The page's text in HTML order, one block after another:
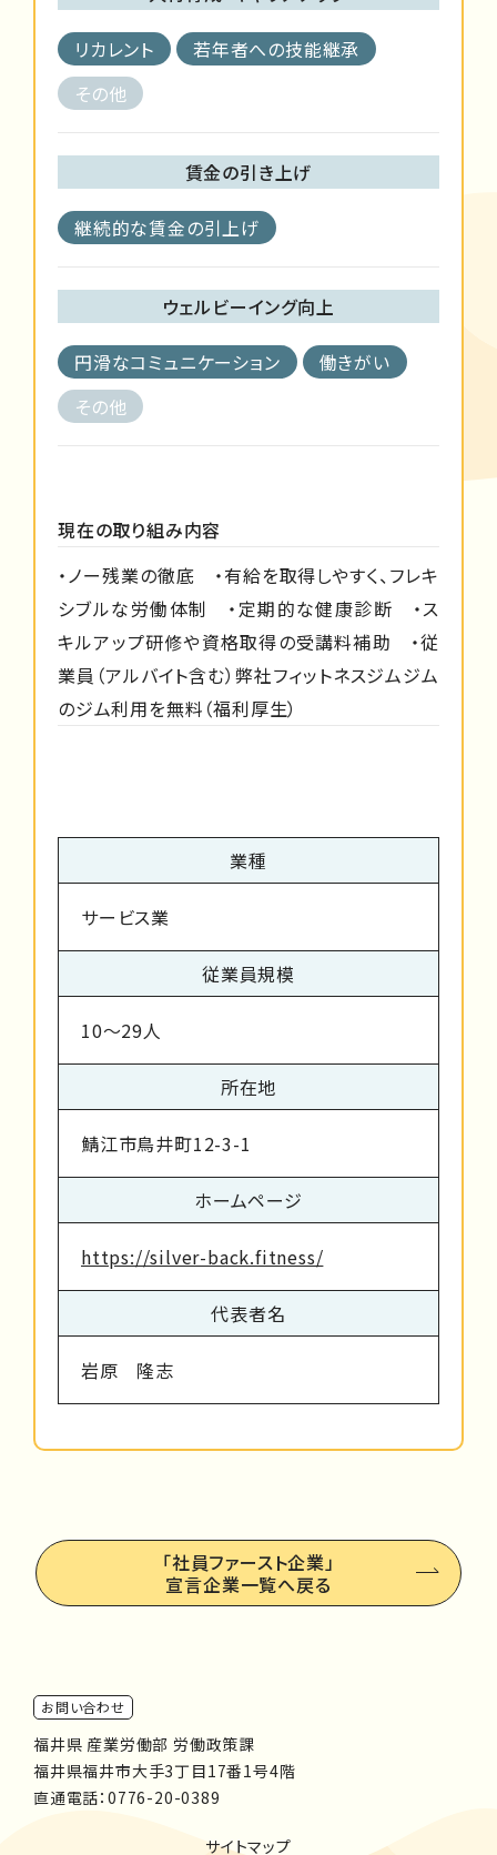
リカレント
若年者への技能継承
その他
賃金の引き上げ
継続的な賃金の引上げ
ウェルビーイング向上
円滑なコミュニケーション
働きがい
その他
現在の取り組み内容
・ノー残業の徹底 ・有給を取得しやすく、フレキ
シブルな労働体制 ・定期的な健康診断 ・ス
キルアップ研修や資格取得の受講料補助 ・従
業員（アルバイト含む）弊社フィットネスジムジム
のジム利用を無料（福利厚生）
業種
サービス業
従業員規模
10～29人
所在地
鯖江市鳥井町12-3-1
ホームページ
https://silver-back.fitness/
代表者名
岩原 隆志
「社員ファースト企業」
宣言企業一覧へ戻る
お問い合わせ
福井県 産業労働部 労働政策課
福井県福井市大手3丁目17番1号4階
直通電話： 0776-20-0389
サイトマップ